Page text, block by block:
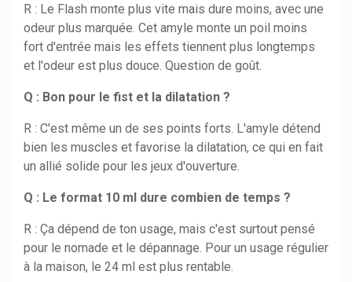
R : Le Flash monte plus vite mais dure moins, avec une
odeur plus marquée. Cet amyle monte un poil moins
fort d'entrée mais les effets tiennent plus longtemps
et l'odeur est plus douce. Question de goût.
Q : Bon pour le fist et la dilatation ?
R : C'est même un de ses points forts. L'amyle détend
bien les muscles et favorise la dilatation, ce qui en fait
un allié solide pour les jeux d'ouverture.
Q : Le format 10 ml dure combien de temps ?
R : Ça dépend de ton usage, mais c'est surtout pensé
pour le nomade et le dépannage. Pour un usage régulier
à la maison, le 24 ml est plus rentable.